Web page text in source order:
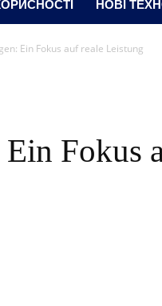
НОВІ
Ein Fokus auf reale Leistung
Fokus